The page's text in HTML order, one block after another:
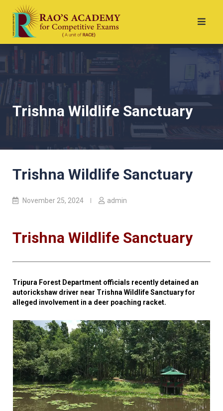
Trishna Wildlife Sanctuary
Trishna Wildlife Sanctuary
November 25, 2024 admin
Trishna Wildlife Sanctuary
Tripura Forest Department officials recently detained an
autorickshaw driver near Trishna Wildlife Sanctuary for
alleged involvement in a deer poaching racket.